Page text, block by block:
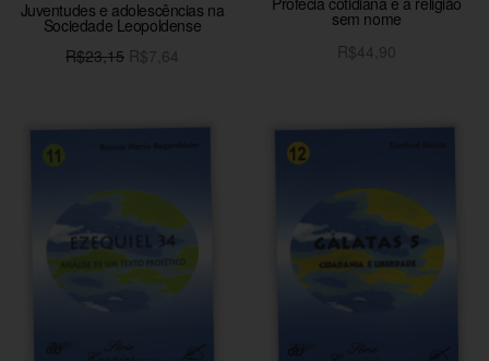
Juventudes e adolescências na
Sociedade Leopoldense
R$23,15 O preço
R$7,64
sem nome
R$44,90